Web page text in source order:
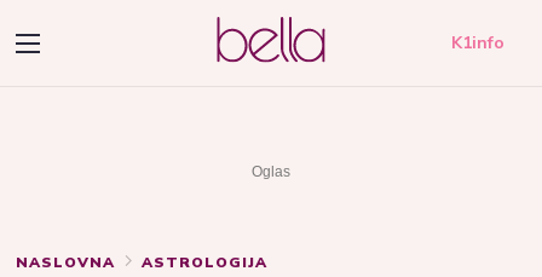
K1info
NASLOVNA ASTROLOGIJA